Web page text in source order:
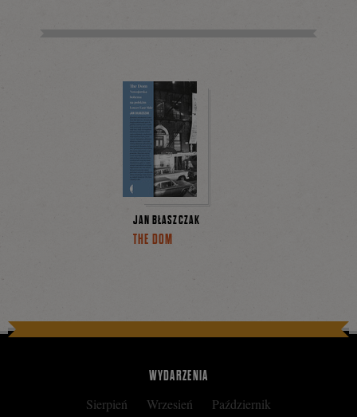
JAN BŁASZCZAK
THE DOM
WYDARZENIA
Sierpień Wrzesień Październik